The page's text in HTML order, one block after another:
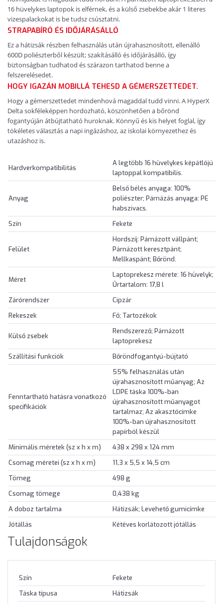
16 hüvelykes laptopok is elférnek, és a külső zsebekbe akár 1 literes
vizespalackokat is be tudsz csúsztatni.
STRAPABÍRÓ ÉS IDŐJÁRÁSÁLLÓ
Ez a hátizsák részben felhasználás után újrahasznosított, ellenálló
600D poliészterből készült; szakításálló és időjárásálló, így
biztonságban tudhatod és szárazon tarthatod benne a
felszerelésedet.
HOGY IGAZÁN MOBILLÁ TEHESD A GÉMERSZETTEDET.
Hogy a gémerszettedet mindenhová magaddal tudd vinni. A HyperX
Delta sokféleképpen hordozható, köszönhetően a bőrönd
fogantyúján átbújtatható huroknak. Könnyű és kis helyet foglal, így
tökéletes választás a napi ingázáshoz, az iskolai környezethez és
utazáshoz is.
Hardverkompatibilitás
A legtöbb 16 hüvelykes képátlójú
laptoppal kompatibilis.
Anyag
Belső bélés anyaga: 100%
poliészter; Párnázás anyaga: PE
habszivacs.
Szín
Fekete
Felület
Hordszíj: Párnázott vállpánt;
Párnázott keresztpánt;
Mellkaspánt; Bőrönd.
Méret
Laptoprekesz mérete: 16 hüvelyk;
Űrtartalom: 17,8 l
Zárórendszer
Cipzár
Rekeszek
Fő; Tartozékok
Külső zsebek
Rendszerező; Párnázott
laptoprekesz
Szállítási funkciók
Bőröndfogantyú-bújtató
Fenntartható hatásra vonatkozó
specifikációk
55% felhasználás után
újrahasznosított műanyag; Az
LDPE táska 100%-ban
újrahasznosított műanyagot
tartalmaz; Az akasztócímke
100%-ban újrahasznosított
papírból készül
Minimális méretek (sz x h x m)
438 x 298 x 124 mm
Csomag méretei (sz x h x m)
11,3 x 5,5 x 14,5 cm
Tömeg
498 g
Csomag tömege
0,438 kg
A doboz tartalma
Hátizsák; Levehető gumicímke
Jótállás
Kétéves korlátozott jótállás
Tulajdonságok
Szín
Fekete
Táska típusa
Hátizsák